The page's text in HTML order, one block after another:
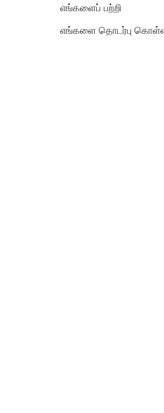
எங்களைப் பற்றி
எங்களை தொடர்பு